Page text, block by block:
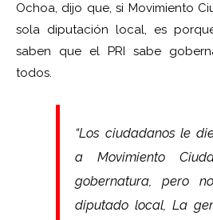
Ochoa, dijo que, si Movimiento
sola diputación local, es
saben que el PRI sabe
todos.
“Los ciudadanos le
a Movimiento
gobernatura, pero
diputado local, La